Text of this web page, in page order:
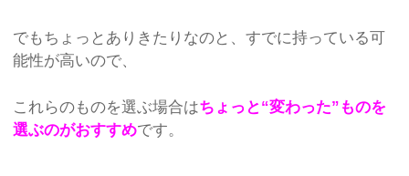
でもちょっとありきたりなのと、すでに持っている可
能性が高いので、
これらのものを選ぶ場合はちょっと“変わった”ものを
選ぶのがおすすめです。